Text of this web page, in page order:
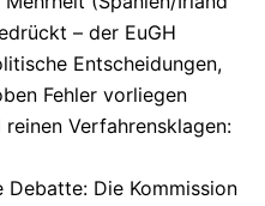
– der EuGH
Entscheidungen,
Fehler vorliegen
Verfahrensklagen:
Debatte: Die Kommission